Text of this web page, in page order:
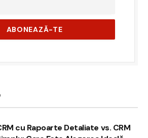
cu Rapoarte Detaliate vs. CRM